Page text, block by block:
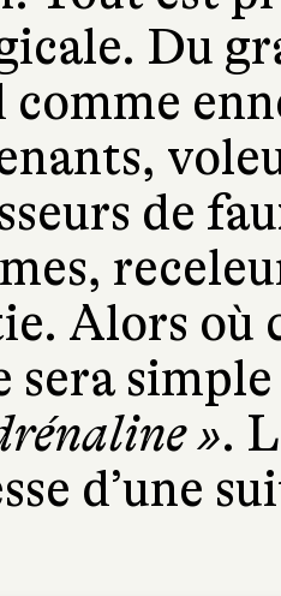
Du
comme
de
Alors où
sera
».
d’une